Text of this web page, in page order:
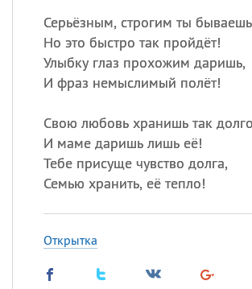
Серьёзным, строгим ты
Но это быстро так пройдёт!
Улыбку глаз прохожим даришь,
И фраз немыслимый полёт!
Свою любовь хранишь так
И маме даришь лишь её!
Тебе присуще чувство долга,
Семью хранить, её тепло!
Открытка
ИМЕНА
Сегодня
Акакий
Алена
Антонина